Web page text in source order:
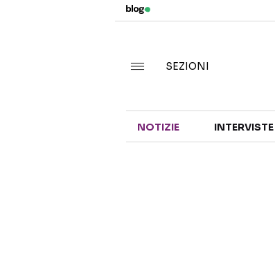
SEZIONI
NOTIZIE INTERVISTE